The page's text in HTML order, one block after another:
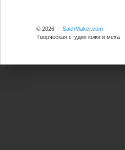
© 2026 · SakhMaker.com
Творческая студия кожи и меха